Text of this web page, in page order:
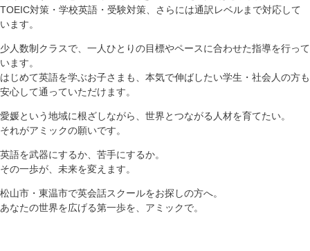
TOEIC対策・学校英語・受験対策、さらには通訳レベルまで対応して
います。
少人数制クラスで、一人ひとりの目標やペースに合わせた指導を行って
います。
はじめて英語を学ぶお子さまも、本気で伸ばしたい学生・社会人の方も
安心して通っていただけます。
愛媛という地域に根ざしながら、世界とつながる人材を育てたい。
それがアミックの願いです。
英語を武器にするか、苦手にするか。
その一歩が、未来を変えます。
松山市・東温市で英会話スクールをお探しの方へ。
あなたの世界を広げる第一歩を、アミックで。